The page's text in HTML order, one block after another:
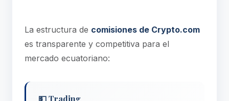
La estructura de comisiones de Crypto.com
es transparente y competitiva para el
mercado ecuatoriano: